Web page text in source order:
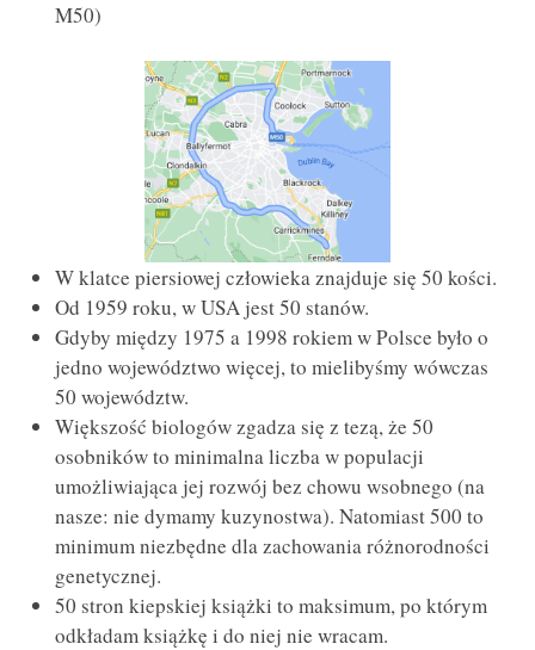
M50)
W klatce piersiowej człowieka znajduje się 50 kości.
Od 1959 roku, w USA jest 50 stanów.
Gdyby między 1975 a 1998 rokiem w Polsce było o
jedno województwo więcej, to mielibyśmy wówczas
50 województw.
Większość biologów zgadza się z tezą, że 50
osobników to minimalna liczba w populacji
umożliwiająca jej rozwój bez chowu wsobnego (na
nasze: nie dymamy kuzynostwa). Natomiast 500 to
minimum niezbędne dla zachowania różnorodności
genetycznej.
50 stron kiepskiej książki to maksimum, po którym
odkładam książkę i do niej nie wracam.